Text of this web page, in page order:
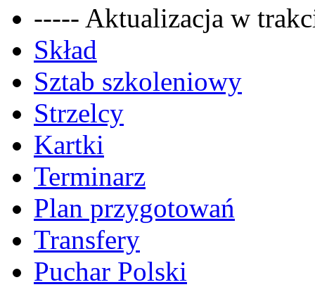
----- Aktualizacja w
Skład
Sztab szkoleniowy
Strzelcy
Kartki
Terminarz
Plan przygotowań
Transfery
Puchar Polski